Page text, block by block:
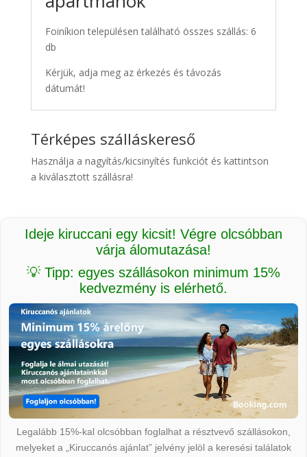
Foiníkion településen található összes szállás: 6
db
Kérjük, adja meg az érkezés és távozás
dátumát!
Térképes szálláskereső
Használja a nagyítás/kicsinyítés funkciót és kattintson
a kiválasztott szállásra!
Ideje kiruccani egy kicsit! Végre olcsóbban
várja álomutazása!
💡 Tipp: egyes szállásokon minimum 15%
kedvezmény is elérhető.
Legalább 15%-kal olcsóbban foglalhat a résztvevő szállásokon,
melyeket a „Kiruccanós ajánlat” jelvény jelöl a keresési találatok